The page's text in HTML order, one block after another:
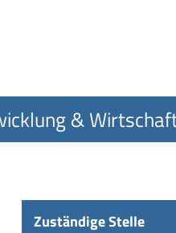
&
Zuständige Stelle